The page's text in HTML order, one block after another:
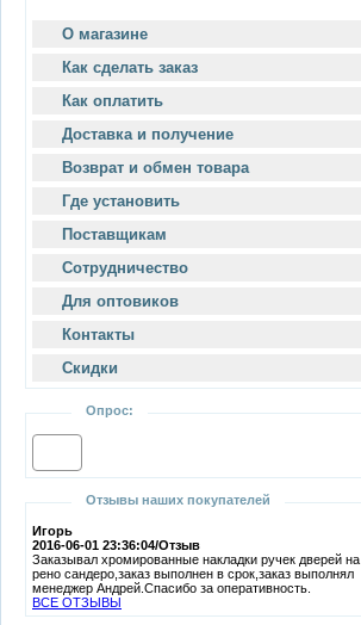
О магазине
Как сделать заказ
Как оплатить
Доставка и получение
Возврат и обмен товара
Где установить
Поставщикам
Сотрудничество
Для оптовиков
Контакты
Cкидки
Опрос:
Отзывы наших покупателей
Игорь
2016-06-01 23:36:04/Отзыв
Заказывал хромированные накладки ручек дверей на
рено сандеро,заказ выполнен в срок,заказ выполнял
менеджер Андрей.Спасибо за оперативность.
ВСЕ ОТЗЫВЫ